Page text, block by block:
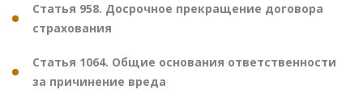
Статья 958. Досрочное прекращение договора
страхования
Статья 1064. Общие основания ответственности
за причинение вреда